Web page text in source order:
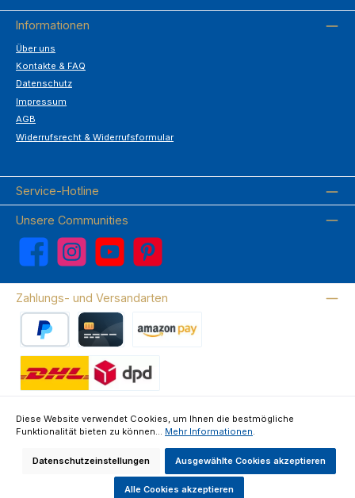
Informationen
Über uns
Kontakte & FAQ
Datenschutz
Impressum
AGB
Widerrufsrecht & Widerrufsformular
Service-Hotline
Unsere Communities
Facebook Instagram YouTube Pinterest
Zahlungs- und Versandarten
Über uns Kontakte & FAQ Datenschutz Impressum
Alle Preise inkl. gesetzl. Mehrwertsteuer zzgl.Versandkostenund ggf.
Nachnahmegebühren, wenn nicht anders angegeben.
Diese Website verwendet Cookies, um Ihnen die bestmögliche
Funktionalität bieten zu können... Mehr Informationen.
Datenschutzeinstellungen Ausgewählte Cookies akzeptieren
Alle Cookies akzeptieren